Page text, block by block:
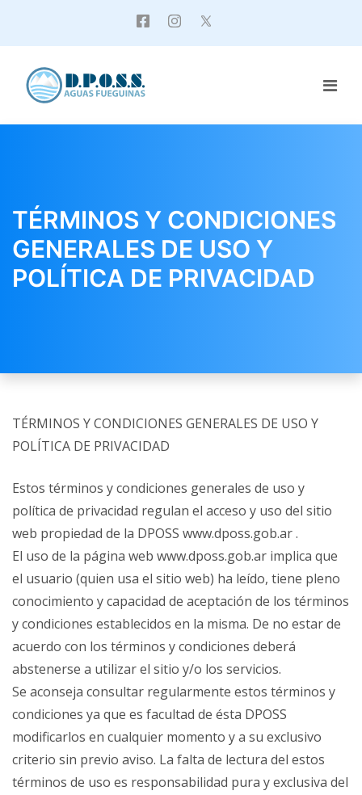
TÉRMINOS Y CONDICIONES
GENERALES DE USO Y
POLÍTICA DE PRIVACIDAD
TÉRMINOS Y CONDICIONES GENERALES DE USO Y
POLÍTICA DE PRIVACIDAD
Estos términos y condiciones generales de uso y
política de privacidad regulan el acceso y uso del sitio
web propiedad de la DPOSS www.dposs.gob.ar .
El uso de la página web www.dposs.gob.ar implica que
el usuario (quien usa el sitio web) ha leído, tiene pleno
conocimiento y capacidad de aceptación de los términos
y condiciones establecidos en la misma. De no estar de
acuerdo con los términos y condiciones deberá
abstenerse a utilizar el sitio y/o los servicios.
Se aconseja consultar regularmente estos términos y
condiciones ya que es facultad de ésta DPOSS
modificarlos en cualquier momento y a su exclusivo
criterio sin previo aviso. La falta de lectura del estos
términos de uso es responsabilidad pura y exclusiva del